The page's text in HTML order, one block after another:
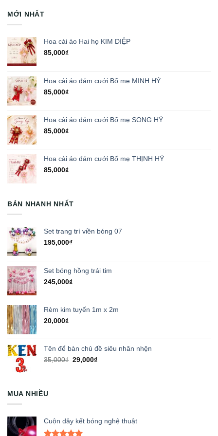
MỚI NHẤT
Hoa cài áo Hai họ KIM DIỆP
85,000₫
Hoa cài áo đám cưới Bố mẹ MINH HỶ
85,000₫
Hoa cài áo đám cưới Bố mẹ SONG HỶ
85,000₫
Hoa cài áo đám cưới Bố mẹ THỊNH HỶ
85,000₫
BÁN NHANH NHẤT
Set trang trí viền bóng 07
195,000₫
Set bóng hồng trái tim
245,000₫
Rèm kim tuyến 1m x 2m
20,000₫
Tên để bàn chủ đề siêu nhân nhện
35,000₫ Giá
29,000₫Giá
MUA NHIỀU
Cuộn dây kết bóng nghệ thuật